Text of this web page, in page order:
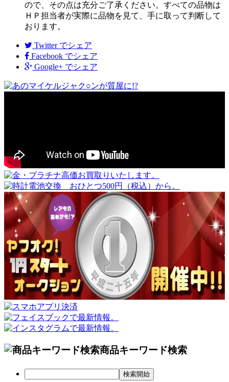
ので、その点は充分ご了承ください。すべての品物は
ＨＰ担当者が実際に品物を見て、手に取って判断して
おります。
Twitter でシェア
Facebook でシェア
Google+ でシェア
商品キーワード検索